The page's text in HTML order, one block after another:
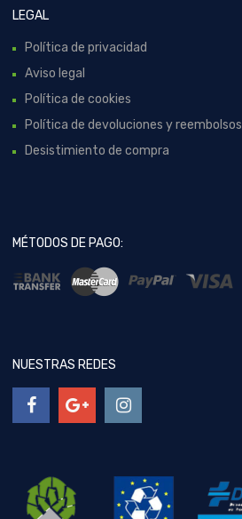
LEGAL
Política de privacidad
Aviso legal
Política de cookies
Política de devoluciones y reembolsos
Desistimiento de compra
MÉTODOS DE PAGO:
NUESTRAS REDES